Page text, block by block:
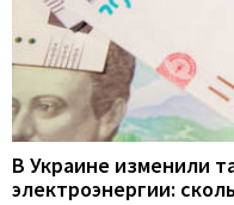
В Украине изменили
электроэнергии: